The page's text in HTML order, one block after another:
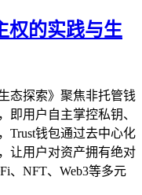
权的实践与生
态探索》聚焦非托管钱
用户自主掌控私钥、
Trust钱包通过去中心化
让用户对资产拥有绝对
、NFT、Web3等多元